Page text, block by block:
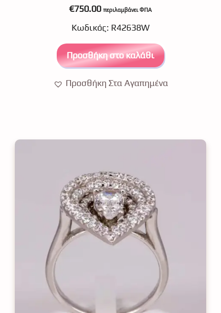
0
o
t
5
€750.00 περιλαμβάνει ΦΠΑ
Κωδικός: R42638W
Προσθήκη στο καλάθι
Προσθήκη Στα Αγαπημένα